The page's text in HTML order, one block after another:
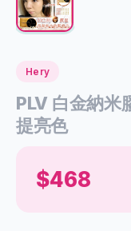
Hery
PLV 白金納米
提亮色
$468